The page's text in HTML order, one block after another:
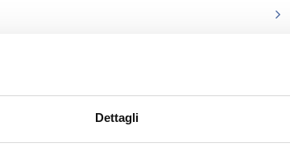
Dettagli
ottobre (h.9.30/12.30) organizzata dall’Area
di aggiornamento normativo, ha visto